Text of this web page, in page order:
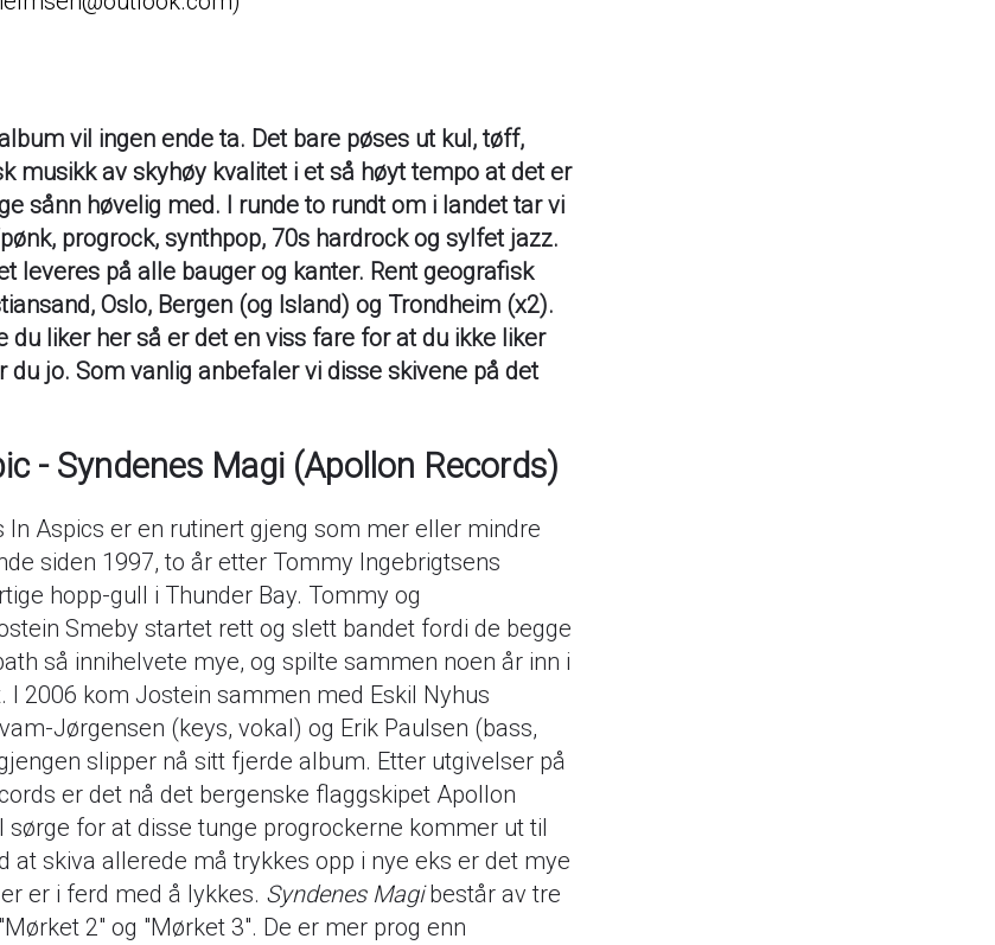
vil ingen ende ta. Det bare pøses ut kul, tøff,
musikk av skyhøy kvalitet i et så høyt tempo at det er
sånn høvelig med. I runde to rundt om i landet tar vi
progrock, synthpop, 70s hardrock og sylfet jazz.
leveres på alle bauger og kanter. Rent geografisk
Oslo, Bergen (og Island) og Trondheim (x2).
du liker her så er det en viss fare for at du ikke liker
du jo. Som vanlig anbefaler vi disse skivene på det
- Syndenes Magi (Apollon Records)
In Aspics er en rutinert gjeng som mer eller mindre
siden 1997, to år etter Tommy Ingebrigtsens
hopp-gull i Thunder Bay. Tommy og
Smeby startet rett og slett bandet fordi de begge
så innihelvete mye, og spilte sammen noen år inn i
I 2006 kom Jostein sammen med Eskil Nyhus
Jørgensen (keys, vokal) og Erik Paulsen (bass,
slipper nå sitt fjerde album. Etter utgivelser på
er det nå det bergenske flaggskipet Apollon
sørge for at disse tunge progrockerne kommer ut til
at skiva allerede må trykkes opp i nye eks er det mye
er i ferd med å lykkes. Syndenes Magibestår av tre
2" og "Mørket 3". De er mer prog enn